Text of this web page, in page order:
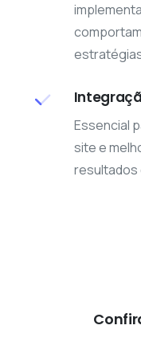
Essencial
site e
resultados